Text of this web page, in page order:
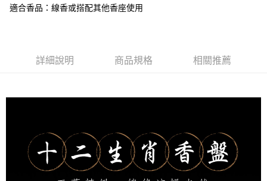
1.分期款項不併入電信帳單，「大哥付你分期」於每月結算日後寄送繳費提
【注意事項】
買賣價金債權讓與本公司後，依約使用本公司帳單繳交帳款。
3.完整用戶服務條款，請詳閱以下連結：
https://oppay.tw/userRule
３．收到繳費通知簡訊後14天內，點擊此簡訊中的連結，可透過四大超商／
客戶支援中心」
https://netprotections.freshdesk.com/support/home
【注意事項】
１．透過由恩沛科技股份有限公司提供之「AFTEE先享後付」服務完成之交
易，需依本服務之必要範圍內提供個人資料，並將交易相關給付款項請求債
貨到付款
全家取貨付款
付款後全家取貨
萊爾富取貨付款
每筆NT$80，滿NT$1,288(含以上)免運費
付款後萊爾富取貨
適合香品：線香或搭配其他香座使用
詳細說明 商品規格 相關推薦